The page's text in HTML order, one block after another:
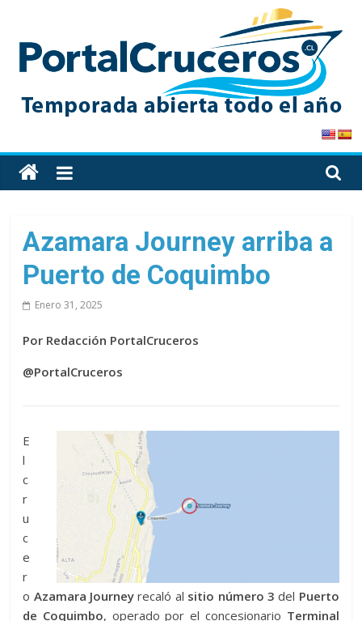
content
PortalCruceros
Toda
la
cruceros
en
un
solo
Azamara Journey arriba a
Puerto de Coquimbo
Enero 31, 2025
Por Redacción PortalCruceros
@PortalCruceros
E
l
c
r
u
c
e
r
o Azamara Journey recaló al sitio número 3 del Puerto
de Coquimbo, operado por el concesionario Terminal